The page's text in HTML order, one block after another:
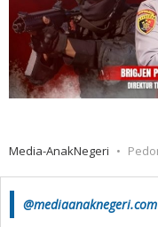
Media-AnakNegeri
@mediaanaknegeri.com